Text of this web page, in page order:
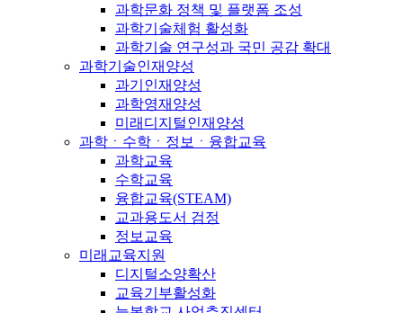
과학문화 정책 및 플랫폼 조성
과학기술체험 활성화
과학기술 연구성과 국민 공감 확대
과학기술인재양성
과기인재양성
과학영재양성
미래디지털인재양성
과학ㆍ수학ㆍ정보ㆍ융합교육
과학교육
수학교육
융합교육(STEAM)
교과용도서 검정
정보교육
미래교육지원
디지털소양확산
교육기부활성화